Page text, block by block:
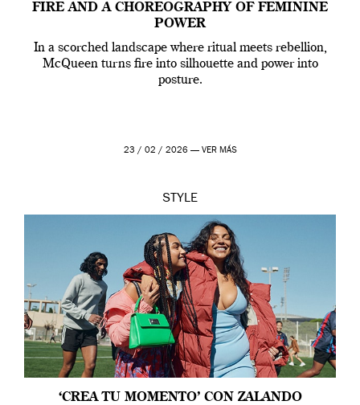
FIRE AND A CHOREOGRAPHY OF FEMININE
POWER
In a scorched landscape where ritual meets rebellion,
McQueen turns fire into silhouette and power into
posture.
23 / 02 / 2026 — VER MÁS
STYLE
‘CREA TU MOMENTO’ CON ZALANDO